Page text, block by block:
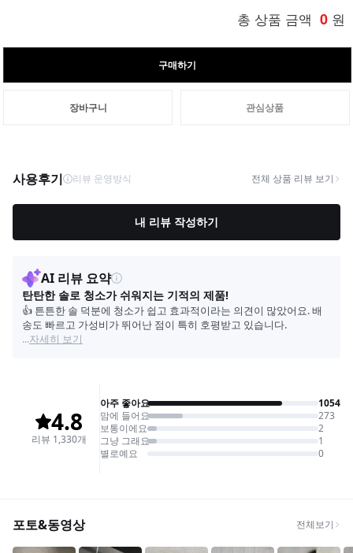
총 상품 금액 0 원
구매하기
장바구니 관심상품